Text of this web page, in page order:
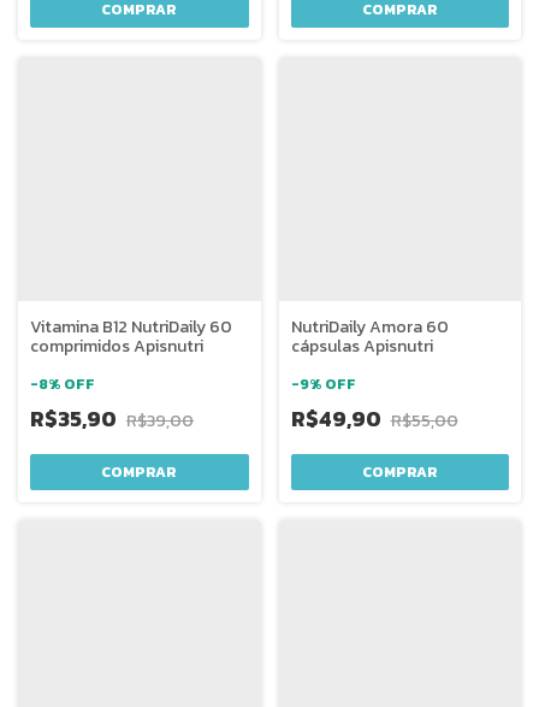
Vitamina B12 NutriDaily 60
comprimidos Apisnutri
-8% OFF
R$35,90 R$39,00
NutriDaily Amora 60
cápsulas Apisnutri
-9% OFF
R$49,90 R$55,00